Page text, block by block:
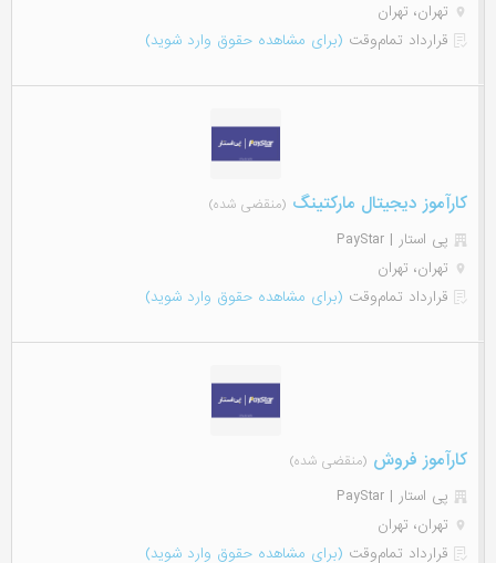
تهران، تهران
قرارداد تمام‌وقت (برای مشاهده حقوق وارد شوید)
کارآموز دیجیتال مارکتینگ (منقضی شده)
پی استار | PayStar
تهران، تهران
قرارداد تمام‌وقت (برای مشاهده حقوق وارد شوید)
کارآموز فروش (منقضی شده)
پی استار | PayStar
تهران، تهران
قرارداد تمام‌وقت (برای مشاهده حقوق وارد شوید)